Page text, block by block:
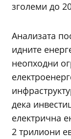
зголеми до
Анализата
идните
неопходни
дека
електрична
2 трилиони